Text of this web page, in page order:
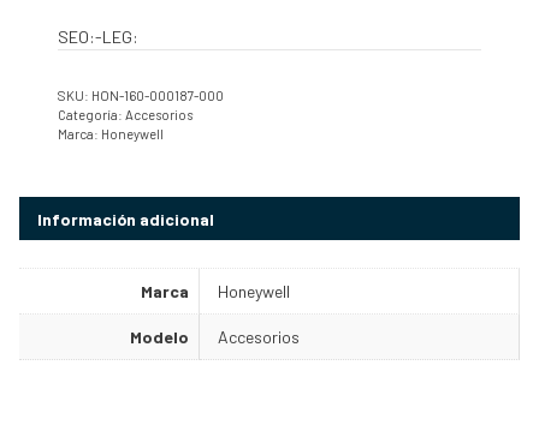
SEO:-LEG:
SKU: HON-160-000187-000
Categoría: Accesorios
Marca: Honeywell
Información adicional
Marca Honeywell
Modelo Accesorios